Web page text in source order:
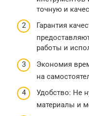
точную и
Гарантия
работы и
Экономия
на
Удобство: Не
материалы и